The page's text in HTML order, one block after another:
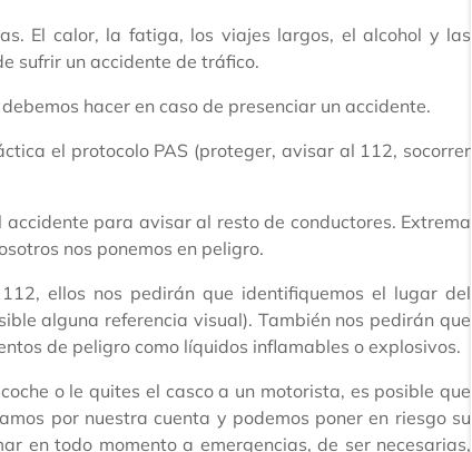
El calor, la fatiga, los viajes largos, el alcohol y las
sufrir un accidente de tráfico.
hacer en caso de presenciar un accidente.
el protocolo PAS (proteger, avisar al 112, socorrer
para avisar al resto de conductores. Extrema
nos ponemos en peligro.
ellos nos pedirán que identifiquemos el lugar del
alguna referencia visual). También nos pedirán que
de peligro como líquidos inflamables o explosivos.
o le quites el casco a un motorista, es posible que
por nuestra cuenta y podemos poner en riesgo su
en todo momento a emergencias, de ser necesarias,